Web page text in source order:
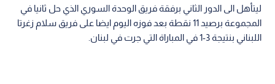
ليتأهل الى الدور الثاني برفقة فريق الوحدة السوري الذي حل ثانيا في
المجموعة برصيد 11 نقطة بعد فوزه اليوم ايضا على فريق سلام زغرتا
اللبناني بنتيجة 3-1 في المباراة التي جرت في لبنان.